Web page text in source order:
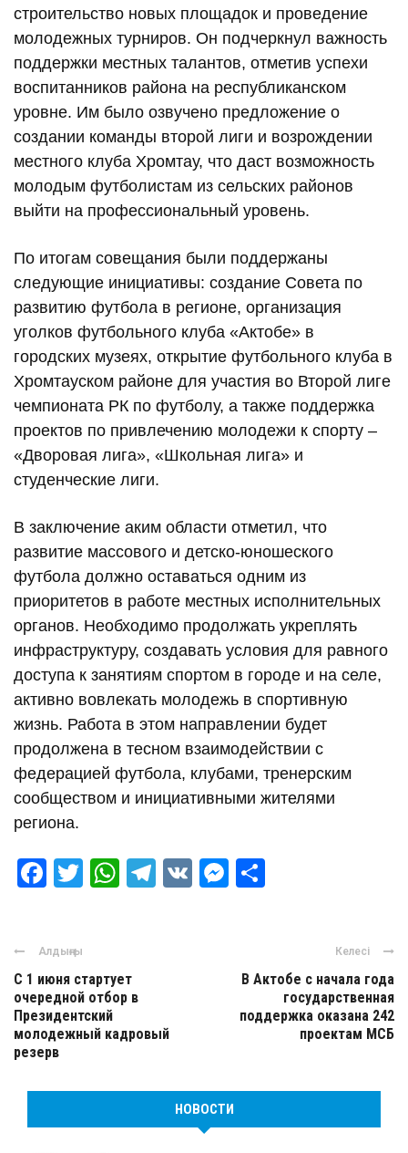
строительство новых площадок и проведение
молодежных турниров. Он подчеркнул важность
поддержки местных талантов, отметив успехи
воспитанников района на республиканском
уровне. Им было озвучено предложение о
создании команды второй лиги и возрождении
местного клуба Хромтау, что даст возможность
молодым футболистам из сельских районов
выйти на профессиональный уровень.
По итогам совещания были поддержаны
следующие инициативы: создание Совета по
развитию футбола в регионе, организация
уголков футбольного клуба «Актобе» в
городских музеях, открытие футбольного клуба в
Хромтауском районе для участия во Второй лиге
чемпионата РК по футболу, а также поддержка
проектов по привлечению молодежи к спорту –
«Дворовая лига», «Школьная лига» и
студенческие лиги.
В заключение аким области отметил, что
развитие массового и детско-юношеского
футбола должно оставаться одним из
приоритетов в работе местных исполнительных
органов. Необходимо продолжать укреплять
инфраструктуру, создавать условия для равного
доступа к занятиям спортом в городе и на селе,
активно вовлекать молодежь в спортивную
жизнь. Работа в этом направлении будет
продолжена в тесном взаимодействии с
федерацией футбола, клубами, тренерским
сообществом и инициативными жителями
региона.
Facebook
Twitter
WhatsApp
Telegram
VK Messenger
Алдыңғы
С 1 июня стартует
очередной отбор в
Президентский
молодежный кадровый
резерв
Келесі
В Актобе с начала года
государственная
поддержка оказана 242
проектам МСБ
НОВОСТИ